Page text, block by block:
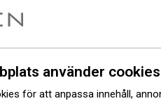
alla använder cookies
för att anpassa innehåll,